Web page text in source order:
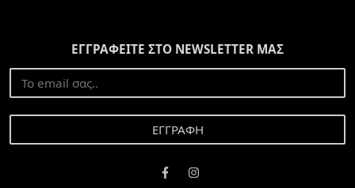
ΕΓΓΡΑΦΕΙΤΕ ΣΤΟ NEWSLETTER ΜΑΣ